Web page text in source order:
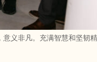
义非凡。充满智慧和坚韧